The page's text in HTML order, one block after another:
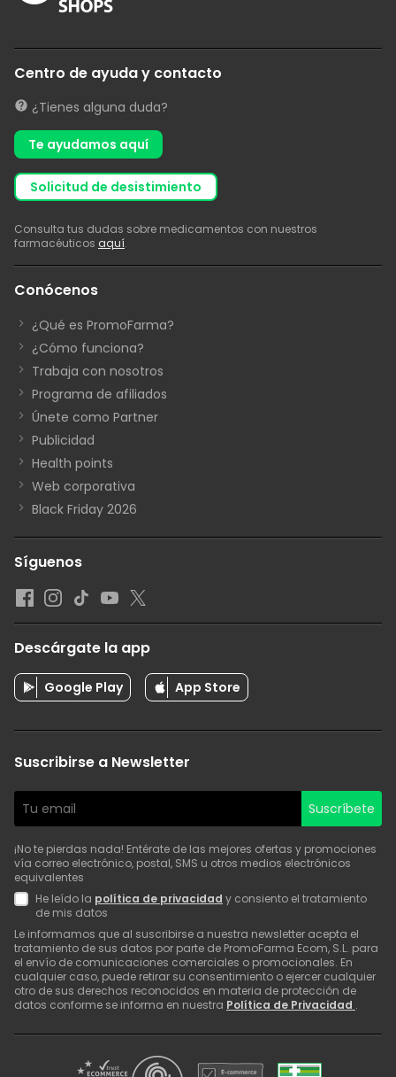
Centro de ayuda y contacto
¿Tienes alguna duda?
Te ayudamos aquí
solicitud de desistimiento
Consulta tus dudas sobre medicamentos con nuestros
farmacéuticos aquí.
Conócenos
¿Qué es PromoFarma?
¿Cómo funciona?
Trabaja con nosotros
Programa de afiliados
Únete como Partner
Publicidad
Health points
Web corporativa
Black Friday 2026
Síguenos
Descárgate la app
Google Play App Store
Suscribirse a Newsletter
Suscríbete
¡No te pierdas nada! Entérate de las mejores ofertas y promociones
vía correo electrónico, postal, SMS u otros medios electrónicos
equivalentes
He leído la política de privacidad y consiento el tratamiento
de mis datos
Le informamos que al suscribirse a nuestra newsletter acepta el
tratamiento de sus datos por parte de PromoFarma Ecom, S.L. para
el envío de comunicaciones comerciales o promocionales. En
cualquier caso, puede retirar su consentimiento o ejercer cualquier
otro de sus derechos reconocidos en materia de protección de
datos conforme se informa en nuestra Política de Privacidad .